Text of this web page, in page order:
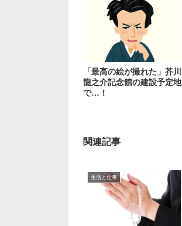
「最高の絵が撮れた」芥川
龍之介記念館の建設予定地
で…！
関連記事
生活と仕事